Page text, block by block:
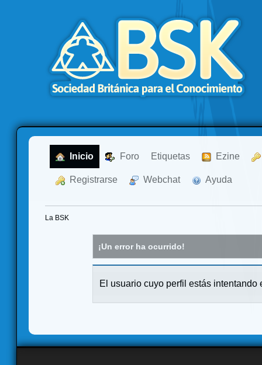
Inicio Foro Etiquetas Ezine
Registrarse Webchat Ayuda
La BSK
¡Un error ha ocurrido!
El usuario cuyo perfil estás intentando